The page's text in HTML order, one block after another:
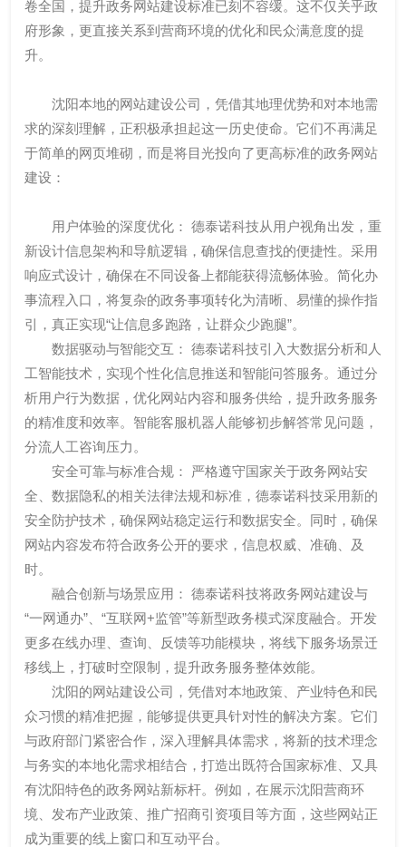
卷全国，提升政务网站建设标准已刻不容缓。这不仅关乎政
府形象，更直接关系到营商环境的优化和民众满意度的提
升。
沈阳本地的网站建设公司，凭借其地理优势和对本地需
求的深刻理解，正积极承担起这一历史使命。它们不再满足
于简单的网页堆砌，而是将目光投向了更高标准的政务网站
建设：
用户体验的深度优化： 德泰诺科技从用户视角出发，重
新设计信息架构和导航逻辑，确保信息查找的便捷性。采用
响应式设计，确保在不同设备上都能获得流畅体验。简化办
事流程入口，将复杂的政务事项转化为清晰、易懂的操作指
引，真正实现“让信息多跑路，让群众少跑腿”。
数据驱动与智能交互： 德泰诺科技引入大数据分析和人
工智能技术，实现个性化信息推送和智能问答服务。通过分
析用户行为数据，优化网站内容和服务供给，提升政务服务
的精准度和效率。智能客服机器人能够初步解答常见问题，
分流人工咨询压力。
安全可靠与标准合规： 严格遵守国家关于政务网站安
全、数据隐私的相关法律法规和标准，德泰诺科技采用新的
安全防护技术，确保网站稳定运行和数据安全。同时，确保
网站内容发布符合政务公开的要求，信息权威、准确、及
时。
融合创新与场景应用： 德泰诺科技将政务网站建设与
“一网通办”、“互联网+监管”等新型政务模式深度融合。开发
更多在线办理、查询、反馈等功能模块，将线下服务场景迁
移线上，打破时空限制，提升政务服务整体效能。
沈阳的网站建设公司，凭借对本地政策、产业特色和民
众习惯的精准把握，能够提供更具针对性的解决方案。它们
与政府部门紧密合作，深入理解具体需求，将新的技术理念
与务实的本地化需求相结合，打造出既符合国家标准、又具
有沈阳特色的政务网站新标杆。例如，在展示沈阳营商环
境、发布产业政策、推广招商引资项目等方面，这些网站正
成为重要的线上窗口和互动平台。